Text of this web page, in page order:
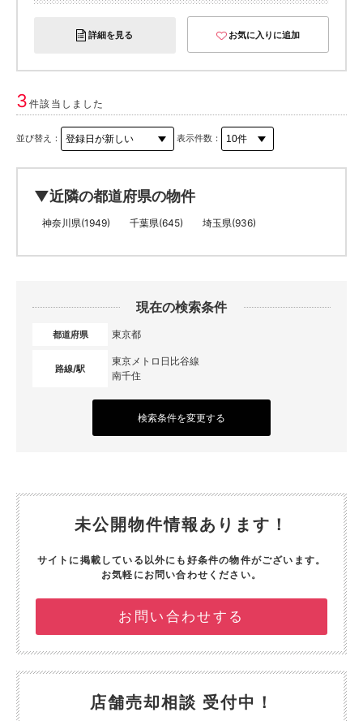
詳細を見る お気に入りに追加
3件該当しました
並び替え： 表示件数：
▼近隣の都道府県の物件
神奈川県(1949) 千葉県(645) 埼玉県(936)
現在の検索条件
都道府県 東京都
路線/駅
東京メトロ日比谷線
南千住
検索条件を変更する
未公開物件情報あります！
サイトに掲載している以外にも好条件の物件がございます。
お気軽にお問い合わせください。
お問い合わせする
店舗売却相談 受付中！